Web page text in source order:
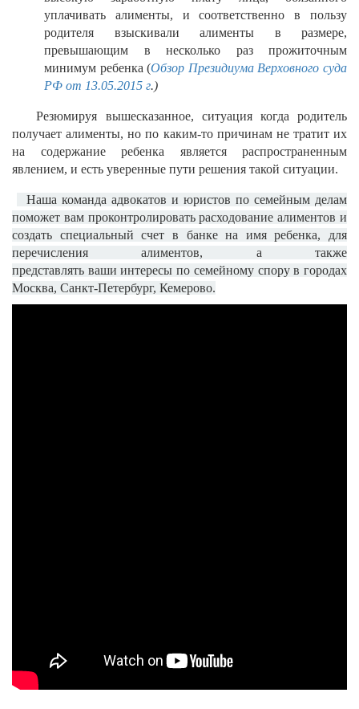
уплачивать алименты, и соответственно в пользу
родителя взыскивали алименты в размере,
превышающим в несколько раз прожиточным
минимум ребенка (Обзор Президиума Верховного суда
РФ от 13.05.2015 г.)
Резюмируя вышесказанное, ситуация когда родитель
получает алименты, но по каким-то причинам не тратит их
на содержание ребенка является распространенным
явлением, и есть уверенные пути решения такой ситуации.
Наша команда адвокатов и юристов по семейным делам
поможет вам проконтролировать расходование алиментов и
создать специальный счет в банке на имя ребенка, для
перечисления алиментов, а также
представлять ваши интересы по семейному спору в городах
Москва, Санкт-Петербург, Кемерово.